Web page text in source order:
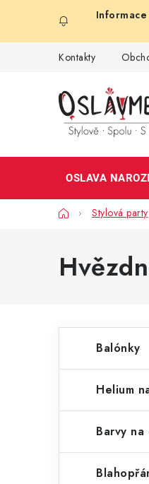
obsah
Kontakty
OSLAVA
DomůStylová party
o
t
r
kategorie
a
e
o
Balónky
Helium
Barvy